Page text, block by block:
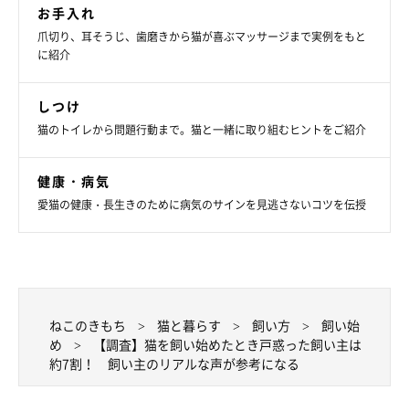
ので、まぁ気の強いコだなと困っていました。けれど、猫
にとっては知らない家に連れて来られて、いきなり知らな
い人の言うことなんて聞けなくて当然だと思い直し、まず
「子猫でもお留守番ができるか不安でした。でも、とって
もお利口にお留守番ができたので、帰ったら真っ先にごは
なるべく、誰かが在宅していた」
お手入れ
爪切り、耳そうじ、歯磨きから猫が喜ぶマッサージまで実例をもと
に紹介
しつけ
猫のトイレから問題行動まで。猫と一緒に取り組むヒントをご紹介
健康・病気
愛猫の健康・長生きのために病気のサインを見逃さないコツを伝授
ねこのきもち 猫と暮らす 飼い方
飼い始
め
【調査】猫を飼い始めたとき戸惑った飼い主は
約7割！ 飼い主のリアルな声が参考になる